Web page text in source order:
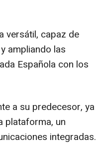
versátil, capaz de
ampliando las
Española con los
a su predecesor, ya
plataforma, un
integradas.